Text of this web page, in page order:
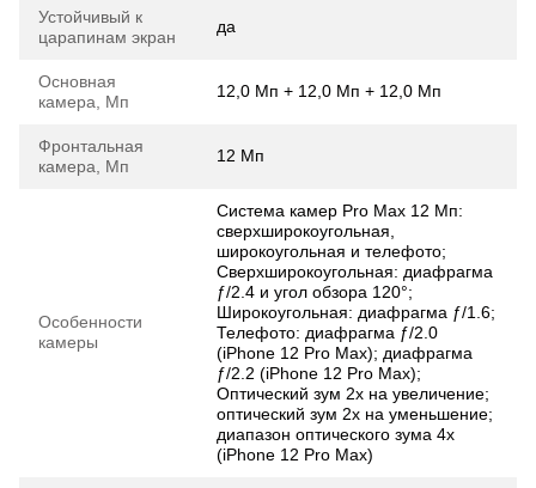
Устойчивый к
царапинам экран
да
Основная
камера, Мп
12,0 Мп + 12,0 Мп + 12,0 Мп
Фронтальная
камера, Мп
12 Мп
Особенности
камеры
Система камер Pro Max 12 Мп:
сверхширокоугольная,
широкоугольная и телефото;
Сверхширокоугольная: диафрагма
ƒ/2.4 и угол обзора 120°;
Широкоугольная: диафрагма ƒ/1.6;
Телефото: диафрагма ƒ/2.0
(iPhone 12 Pro Max); диафрагма
ƒ/2.2 (iPhone 12 Pro Max);
Оптический зум 2x на увеличение;
оптический зум 2x на уменьшение;
диапазон оптического зума 4x
(iPhone 12 Pro Max)